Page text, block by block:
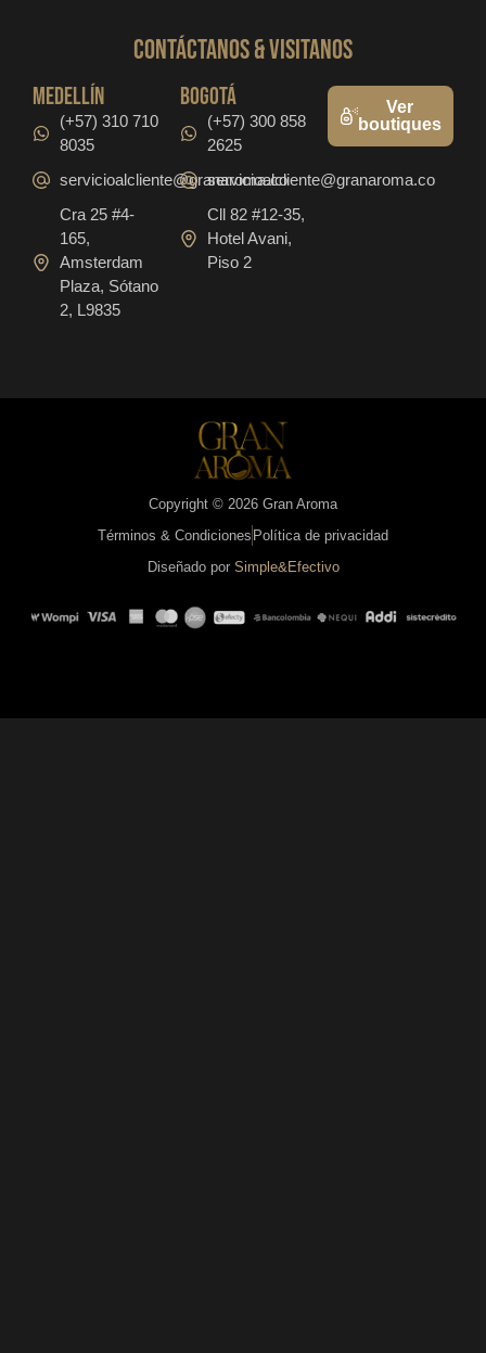
CONTáCTanos & VISITANOS
medellín
(+57) 310 710
8035
servicioalcliente@granaroma.co
Cra 25 #4-
165,
Amsterdam
Plaza, Sótano
2, L9835
bogotá
(+57) 300 858
2625
servicioalcliente@granaroma.co
Cll 82 #12-35,
Hotel Avani,
Piso 2
Ver
boutiques
Copyright © 2026 Gran Aroma
Términos & Condiciones Política de privacidad
Diseñado por Simple&Efectivo